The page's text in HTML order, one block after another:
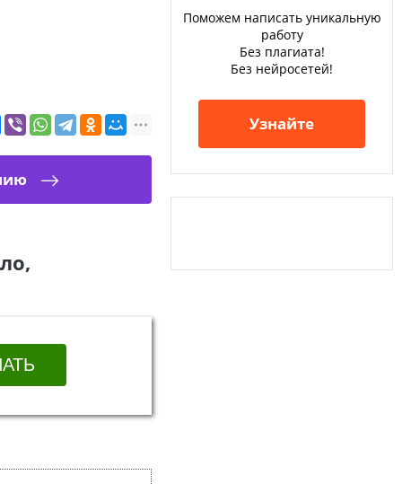
Поможем написать уникальную
работу
Без плагиата!
Без нейросетей!
Узнайте